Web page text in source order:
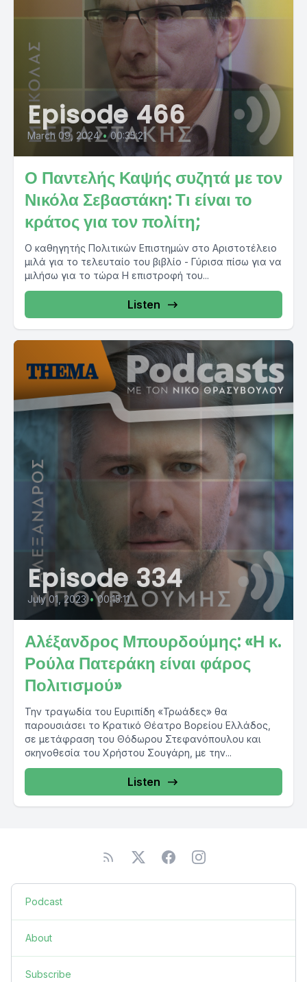
Episode 466
March 09, 2024 • 00:35:21
Ο Παντελής Καψής συζητά με τον
Νικόλα Σεβαστάκη: Τι είναι το
κράτος για τον πολίτη;
Ο καθηγητής Πολιτικών Επιστημών στο Αριστοτέλειο
μιλά για το τελευταίο του βιβλίο - Γύρισα πίσω για να
μιλήσω για το τώρα Η επιστροφή του...
Listen
Episode 334
July 01, 2023 • 00:15:11
Αλέξανδρος Μπουρδούμης: «Η κ.
Ρούλα Πατεράκη είναι φάρος
Πολιτισμού»
Την τραγωδία του Ευριπίδη «Τρωάδες» θα
παρουσιάσει το Κρατικό Θέατρο Βορείου Ελλάδος,
σε μετάφραση του Θόδωρου Στεφανόπουλου και
σκηνοθεσία του Χρήστου Σουγάρη, με την...
Listen
Podcast
About
Subscribe